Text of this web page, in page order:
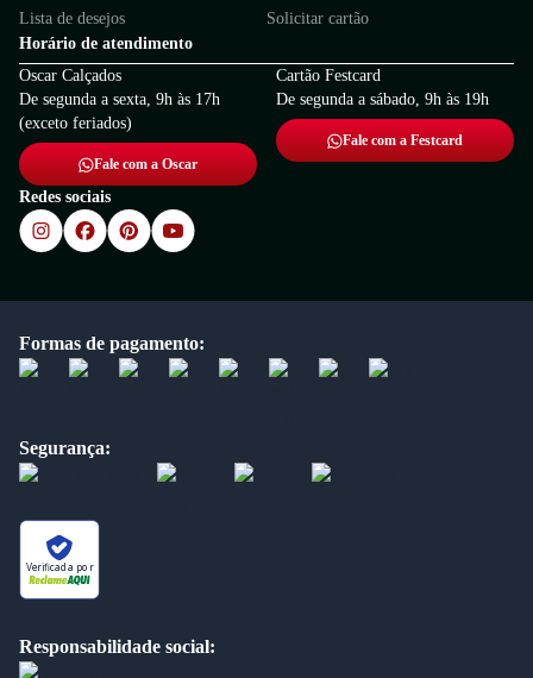
Lista de desejos
Solicitar cartão
Horário de atendimento
Oscar Calçados
De segunda a sexta, 9h às 17h
(exceto feriados)
Fale com a Oscar
Cartão Festcard
De segunda a sábado, 9h às 19h
Fale com a Festcard
Redes sociais
Formas de pagamento:
Segurança:
Verificada por
Responsabilidade social: